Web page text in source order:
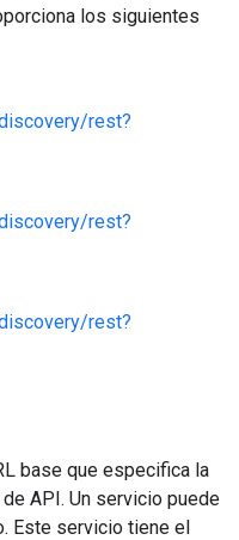
los siguientes
rest?
rest?
rest?
base que especifica la
API. Un servicio puede
Este servicio tiene el